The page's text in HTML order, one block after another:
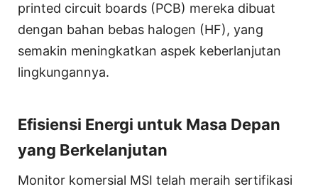
printed circuit boards (PCB) mereka dibuat
dengan bahan bebas halogen (HF), yang
semakin meningkatkan aspek keberlanjutan
lingkungannya.
Efisiensi Energi untuk Masa Depan
yang Berkelanjutan
Monitor komersial MSI telah meraih sertifikasi